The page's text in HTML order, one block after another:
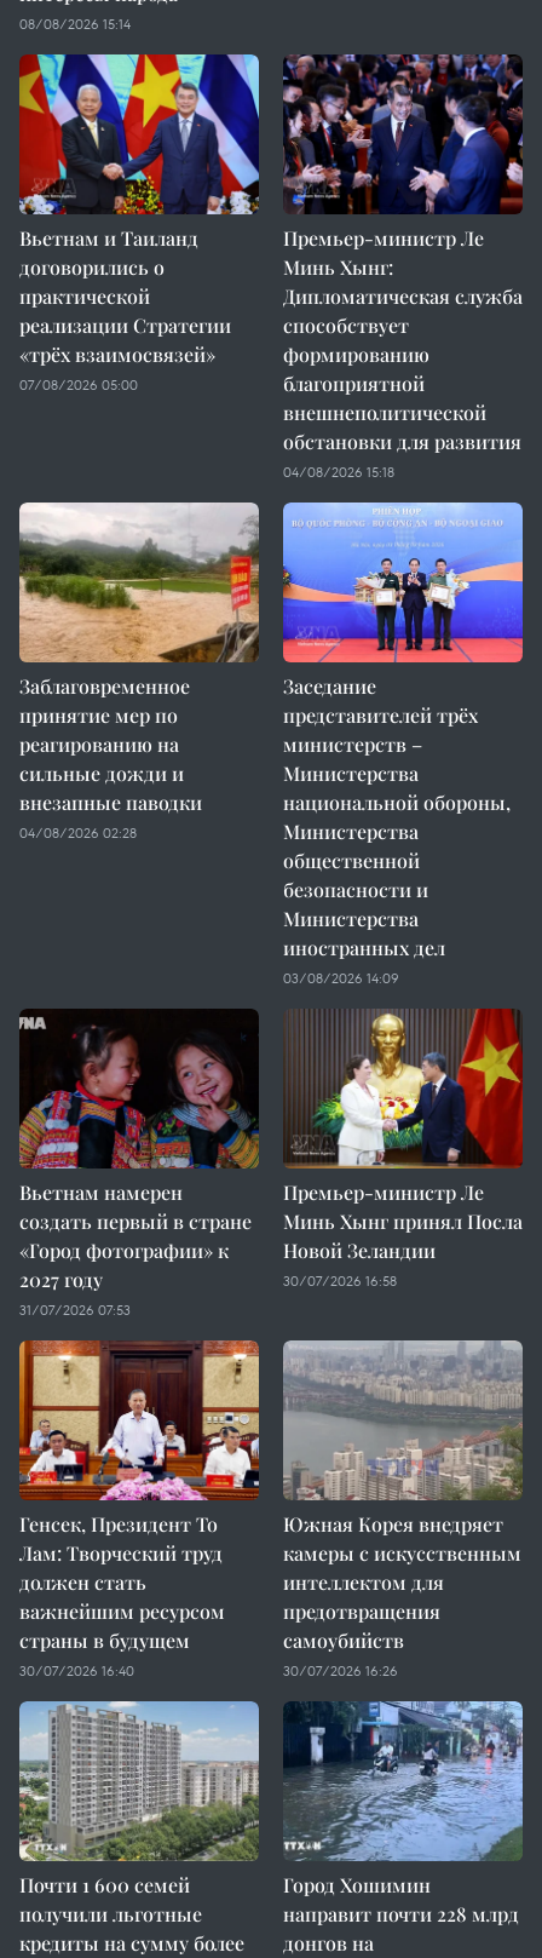
08/08/2026 15:14
Вьетнам и Таиланд
договорились о
практической
реализации Стратегии
«трёх взаимосвязей»
07/08/2026 05:00
Премьер-министр Ле
Минь Хынг:
Дипломатическая служба
способствует
формированию
благоприятной
внешнеполитической
обстановки для развития
04/08/2026 15:18
Заблаговременное
принятие мер по
реагированию на
сильные дожди и
внезапные паводки
04/08/2026 02:28
Заседание
представителей трёх
министерств –
Министерства
национальной обороны,
Министерства
общественной
безопасности и
Министерства
иностранных дел
03/08/2026 14:09
Вьетнам намерен
создать первый в стране
«Город фотографии» к
2027 году
31/07/2026 07:53
Премьер-министр Ле
Минь Хынг принял Посла
Новой Зеландии
30/07/2026 16:58
Генсек, Президент То
Лам: Творческий труд
должен стать
важнейшим ресурсом
страны в будущем
30/07/2026 16:40
Южная Корея внедряет
камеры с искусственным
интеллектом для
предотвращения
самоубийств
30/07/2026 16:26
Почти 1 600 семей
получили льготные
кредиты на сумму более
Город Хошимин
направит почти 228 млрд
донгов на